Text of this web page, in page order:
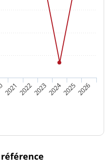
202120222023202420252026